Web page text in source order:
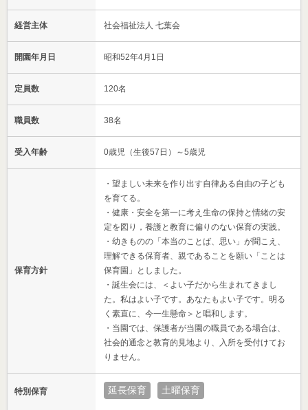
経営主体 社会福祉法人 七葉会
開園年月日 昭和52年4月1日
定員数 120名
職員数 38名
受入年齢 0歳児（生後57日）～5歳児
保育方針
・望ましい未来を作り出す自律ある自由の子ども
を育てる。
・健康・安全を第一に考え生命の保持と情緒の安
定を図り，養護と教育に偏りのない保育の実践。
・幼きものの「本当のことば、思い」が聞こえ、
理解できる保育者、親であることを願い「ことは
保育園」としました。
・誕生会には、＜よい子だから生まれてきまし
た。私はよい子です。あなたもよい子です。明る
く素直に、今一生懸命＞と唱和します。
・当園では、保護者が当園の職員である場合は、
社会的通念と教育的見地より、入所を受付けてお
りません。
特別保育 延長保育 土曜保育